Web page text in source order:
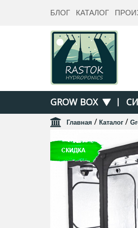
БЛОГ КАТАЛОГ
GROW BOX |
Главная / Каталог /